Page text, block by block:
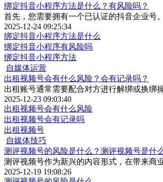
绑定抖音小程序方法是什么？有风险吗？
首先，您需要拥有一个已认证的抖音企业号
2025-12-24 09:25:34
绑定抖音小程序方法是什么
绑定抖音小程序有风险吗
绑定抖音小程序方法
自媒体运营
出租视频号会有什么风险？会有记录吗？
出租账号通常需要配合对方进行解绑或换绑
2025-12-23 09:03:40
出租视频号会有什么风险
出租视频号会有记录吗
出租视频号
自媒体技巧
测评视频号的风险是什么？测评视频号是什
测评视频号作为新兴的内容形式，在带来商
2025-12-19 19:08:26